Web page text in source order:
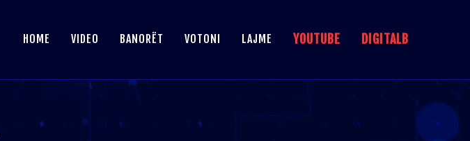
HOME VIDEO BANORËT VOTONI LAJME YOUTUBE DIGITALB